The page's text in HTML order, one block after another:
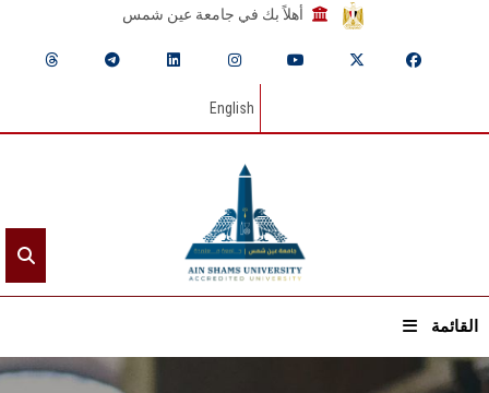
أهلاً بك في جامعة عين شمس
English
القائمة